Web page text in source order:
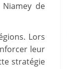
de
Lors
leur
stratégie